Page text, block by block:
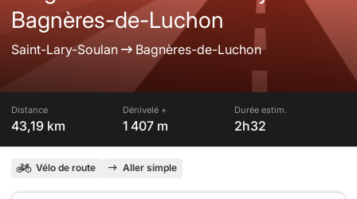
Bagnères-de-Luchon
Saint-Lary-Soulan Bagnères-de-Luchon
Distance
43,19 km
Dénivelé +
1 407 m
Durée estim.
2h32
Vélo de route Aller simple